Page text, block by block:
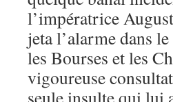
l’impératrice
jeta l’alarme dans
les Bourses et les
vigoureuse
seule insulte qui lui